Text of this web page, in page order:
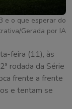
e o que esperar do
Gerada por IA
feira (11), às
rodada da Série
frente a frente
e tentam se